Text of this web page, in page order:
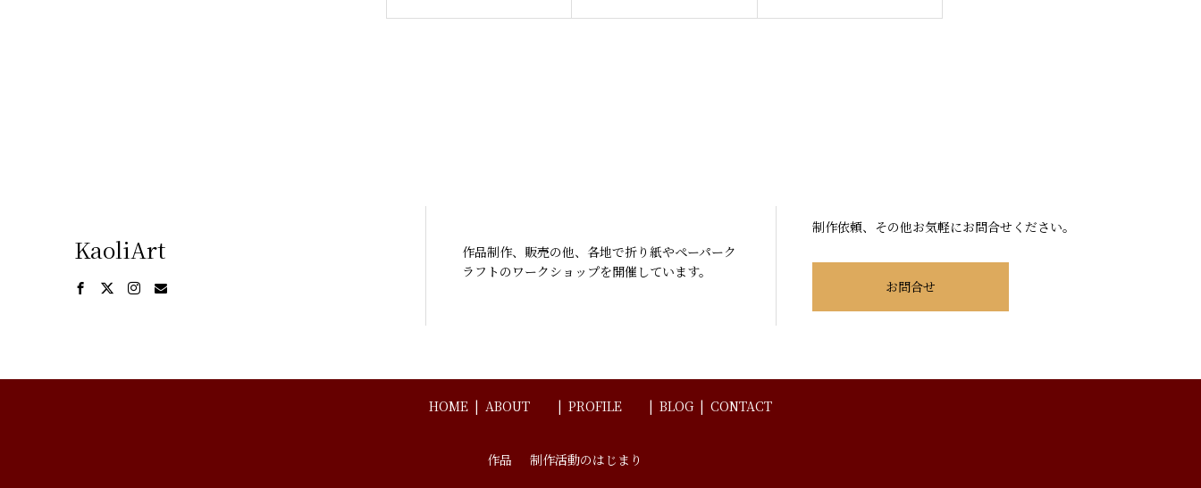
KaoliArt
作品制作、販売の他、各地で折り紙やペーパーク
ラフトのワークショップを開催しています。
制作依頼、その他お気軽にお問合せください。
お問合せ
HOME ABOUT
作品
PROFILE
制作活動のはじまり
BLOG CONTACT